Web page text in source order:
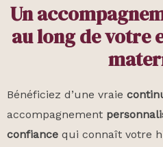
Un
au long de votre
Bénéficiez d’une vraie
accompagnement
confiance qui connaît votre